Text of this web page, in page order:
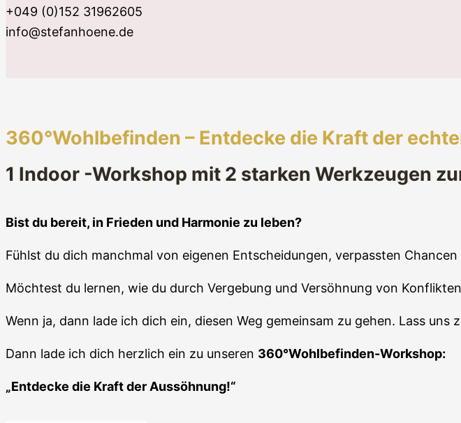
+049 (0)152 31962605
info@stefanhoene.de
360°Wohlbefinden – Entdecke die Kraft der
1 Indoor -Workshop mit 2 starken Werkzeugen
Bist du bereit, in Frieden und Harmonie zu leben?
Fühlst du dich manchmal von eigenen Entscheidungen, verpassten
Möchtest du lernen, wie du durch Vergebung und Versöhnung von
Wenn ja, dann lade ich dich ein, diesen Weg gemeinsam zu gehen. Lass
Dann lade ich dich herzlich ein zu unseren 360°Wohlbefinden-Workshop:
„Entdecke die Kraft der Aussöhnung!“